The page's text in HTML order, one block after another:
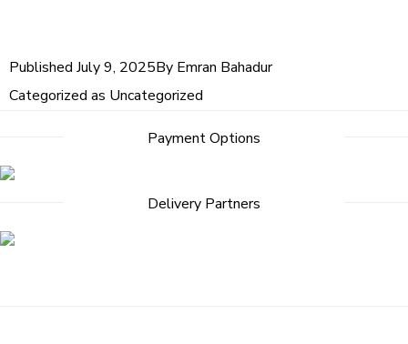
Published July 9, 2025By Emran Bahadur
Categorized as Uncategorized
Payment Options
Delivery Partners